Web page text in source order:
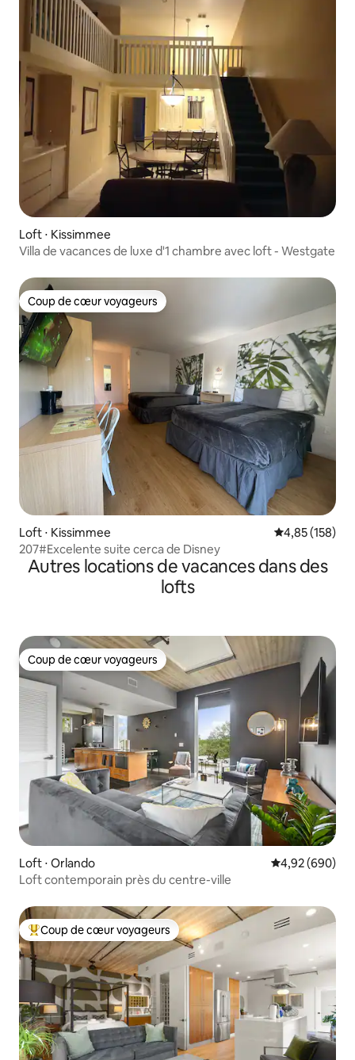
Loft ⋅ Kissimmee
Villa de vacances de luxe d'1 chambre avec loft - Westgate
Coup de cœur voyageurs
Coup de cœur voyageurs
Loft ⋅ Kissimmee Évaluation
4,85 (158)
207#Excelente suite cerca de Disney
Autres locations de vacances dans des
lofts
Coup de cœur voyageurs
Coup de cœur voyageurs
Loft ⋅ Orlando Évaluation
4,92 (690)
Loft contemporain près du centre-ville
Coups de cœur voyageurs les plus appréciés
Coup de cœur voyageurs